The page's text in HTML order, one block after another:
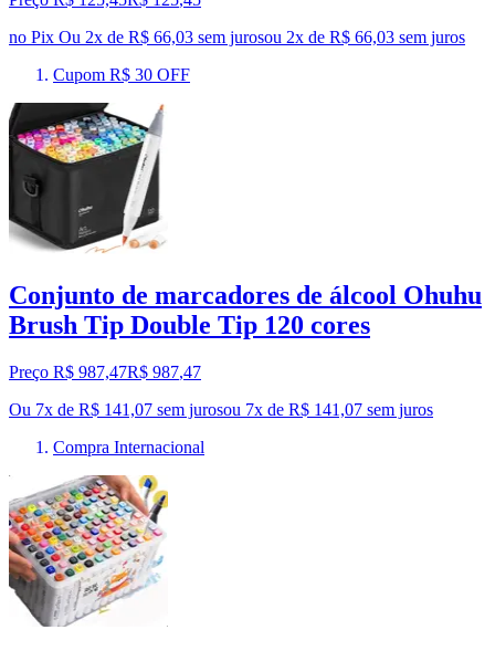
no Pix Ou 2x de R$ 66,03 sem jurosou 2x de R$ 66,03 sem juros
Cupom R$ 30 OFF
Conjunto de marcadores de álcool Ohuhu
Brush Tip Double Tip 120 cores
Preço R$ 987,47R$ 987,47
Ou 7x de R$ 141,07 sem jurosou 7x de R$ 141,07 sem juros
Compra Internacional